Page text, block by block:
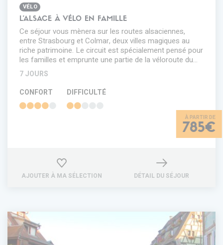
VÉLO
L'ALSACE À VÉLO EN FAMILLE
Ce séjour vous mènera sur les routes alsaciennes,
entre Strasbourg et Colmar, deux villes magiques au
riche patrimoine. Le circuit est spécialement pensé pour
les familles et emprunte une partie de la véloroute du…
7 JOURS
CONFORT
DIFFICULTÉ
785€
AJOUTER À MA SÉLECTION DÉTAIL DU SÉJOUR